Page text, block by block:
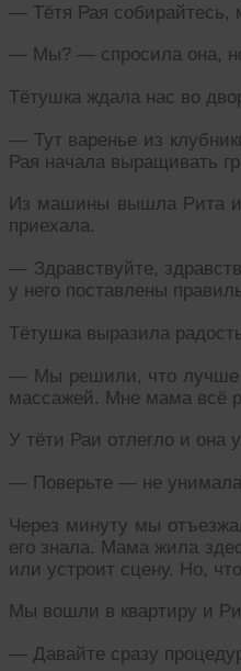
— Тётя Рая собирайтесь,
— Мы? — спросила она, но
Тётушка ждала нас во
— Тут варенье из
Рая начала выращивать
Из машины вышла Рита и
приехала.
— Здравствуйте,
у него поставлены
Тётушка выразила
— Мы решили, что лучше
массажей. Мне мама всё
У тёти Раи отлегло и она
— Поверьте — не
Через минуту мы
его знала. Мама жила
или устроит сцену. Но,
Мы вошли в квартиру и
— Давайте сразу